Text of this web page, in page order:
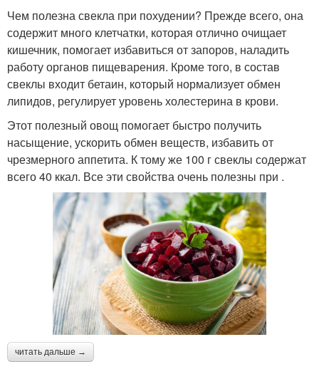
Чем полезна свекла при похудении? Прежде всего, она
содержит много клетчатки, которая отлично очищает
кишечник, помогает избавиться от запоров, наладить
работу органов пищеварения. Кроме того, в состав
свеклы входит бетаин, который нормализует обмен
липидов, регулирует уровень холестерина в крови.
Этот полезный овощ помогает быстро получить
насыщение, ускорить обмен веществ, избавить от
чрезмерного аппетита. К тому же 100 г свеклы содержат
всего 40 ккал. Все эти свойства очень полезны при .
читать дальше →